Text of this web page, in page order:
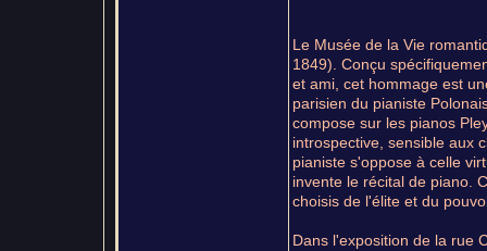
Le Musée de la Vie
1849). Conçu
et ami, cet hommage est
parisien du pianiste
compose sur les pianos
introspective, sensible aux
pianiste s'oppose à celle
invente le récital de piano.
choisis de l'élite et du
Dans l'exposition de la rue